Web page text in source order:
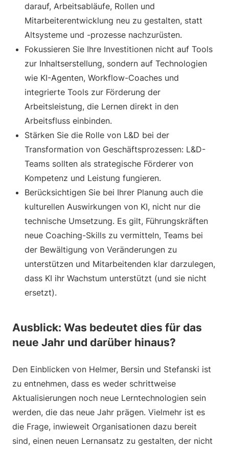
darauf, Arbeitsabläufe, Rollen und
Mitarbeiterentwicklung neu zu gestalten, statt
Altsysteme und -prozesse nachzurüsten.
Fokussieren Sie Ihre Investitionen nicht auf Tools
zur Inhaltserstellung, sondern auf Technologien
wie KI-Agenten, Workflow-Coaches und
integrierte Tools zur Förderung der
Arbeitsleistung, die Lernen direkt in den
Arbeitsfluss einbinden.
Stärken Sie die Rolle von L&D bei der
Transformation von Geschäftsprozessen: L&D-
Teams sollten als strategische Förderer von
Kompetenz und Leistung fungieren.
Berücksichtigen Sie bei Ihrer Planung auch die
kulturellen Auswirkungen von KI, nicht nur die
technische Umsetzung. Es gilt, Führungskräften
neue Coaching-Skills zu vermitteln, Teams bei
der Bewältigung von Veränderungen zu
unterstützen und Mitarbeitenden klar darzulegen,
dass KI ihr Wachstum unterstützt (und sie nicht
ersetzt).
Ausblick: Was bedeutet dies für das
neue Jahr und darüber hinaus?
Den Einblicken von Helmer, Bersin und Stefanski ist
zu entnehmen, dass es weder schrittweise
Aktualisierungen noch neue Lerntechnologien sein
werden, die das neue Jahr prägen. Vielmehr ist es
die Frage, inwieweit Organisationen dazu bereit
sind, einen neuen Lernansatz zu gestalten, der nicht